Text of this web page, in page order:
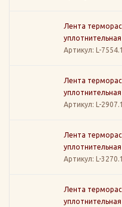
Лента
Артикул: L-7554.1
Лента
Артикул: L-2907.1
Лента
Артикул: L-3270.1
Лента